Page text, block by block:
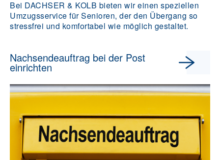
Bei DACHSER & KOLB bieten wir einen speziellen
Umzugsservice für Senioren, der den Übergang so
stressfrei und komfortabel wie möglich gestaltet.
Nachsendeauftrag bei der Post
einrichten